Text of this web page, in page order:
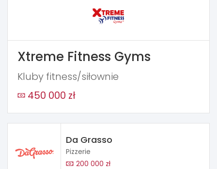
Xtreme Fitness Gyms
Kluby fitness/siłownie
450 000 zł
Da Grasso
Pizzerie
200 000 zł